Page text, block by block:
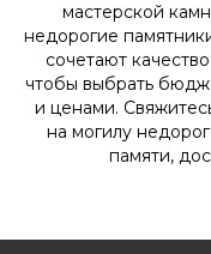
мастерской
недорогие
сочетают
чтобы выбрать
и ценами.
на могилу
памяти,